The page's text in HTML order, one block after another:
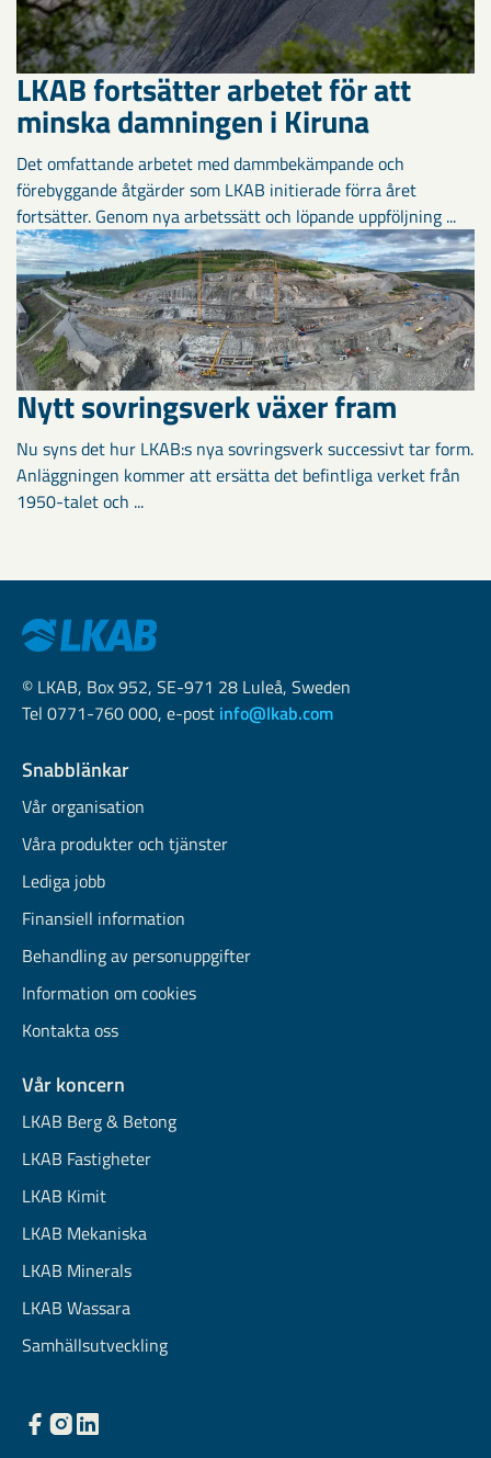
LKAB fortsätter arbetet för att
minska damningen i Kiruna
Det omfattande arbetet med dammbekämpande och
förebyggande åtgärder som LKAB initierade förra året
fortsätter. Genom nya arbetssätt och löpande uppföljning ...
Nytt sovringsverk växer fram
Nu syns det hur LKAB:s nya sovringsverk successivt tar form.
Anläggningen kommer att ersätta det befintliga verket från
1950-talet och ...
© LKAB, Box 952, SE-971 28 Luleå, Sweden
Tel 0771-760 000, e-post info@lkab.com
Snabblänkar
Vår organisation
Våra produkter och tjänster
Lediga jobb
Finansiell information
Behandling av personuppgifter
Information om cookies
Kontakta oss
Vår koncern
LKAB Berg & Betong
LKAB Fastigheter
LKAB Kimit
LKAB Mekaniska
LKAB Minerals
LKAB Wassara
Samhällsutveckling